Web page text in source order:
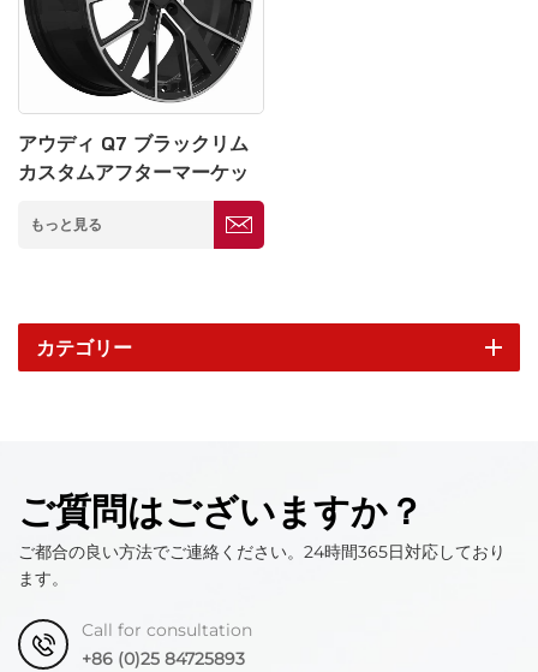
アウディ Q7 ブラックリム
カスタムアフターマーケッ
もっと見る
カテゴリー
ご質問はございますか？
ご都合の良い方法でご連絡ください。24時間365日対応しており
ます。
Call for consultation
+86 (0)25 84725893